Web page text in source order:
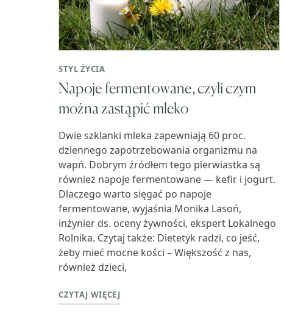
STYL ŻYCIA
Napoje fermentowane, czyli czym
można zastąpić mleko
Dwie szklanki mleka zapewniają 60 proc.
dziennego zapotrzebowania organizmu na
wapń. Dobrym źródłem tego pierwiastka są
również napoje fermentowane — kefir i jogurt.
Dlaczego warto sięgać po napoje
fermentowane, wyjaśnia Monika Lasoń,
inżynier ds. oceny żywności, ekspert Lokalnego
Rolnika. Czytaj także: Dietetyk radzi, co jeść,
żeby mieć mocne kości – Większość z nas,
również dzieci,
CZYTAJ WIĘCEJ